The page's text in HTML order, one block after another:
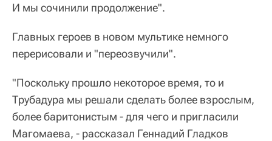
И мы сочинили продолжение".
Главных героев в новом мультике немного
перерисовали и "переозвучили".
"Поскольку прошло некоторое время, то и
Трубадура мы решали сделать более взрослым,
более баритонистым - для чего и пригласили
Магомаева, - рассказал Геннадий Гладков